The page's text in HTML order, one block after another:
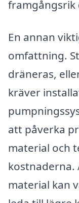
framgångsrik
En annan
omfattning.
dräneras,
kräver
att påverka
material och
kostnaderna.
material kan